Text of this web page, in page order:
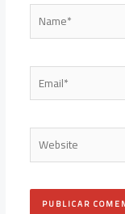
Name*
Email*
Website